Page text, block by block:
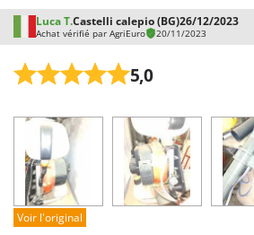
Volpi
W
Waldner
Weber
WIDU
Wiper EcoRobot
Wolf Garten
Wortex
Worx
Luca T.Castelli calepio (BG)26/12/2023
Achat vérifié par AgriEuro 20/11/2023
5,0
Prestations
Facilité d'utilisation
Qualité / Prix
Facilité de montage
Voir l'original